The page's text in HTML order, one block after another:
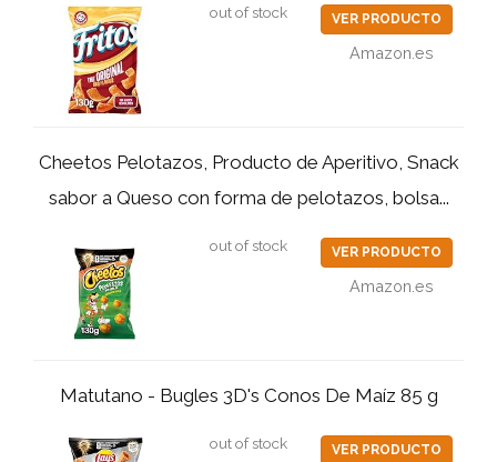
out of stock VER PRODUCTO
Amazon.es
Cheetos Pelotazos, Producto de Aperitivo, Snack
sabor a Queso con forma de pelotazos, bolsa...
out of stock VER PRODUCTO
Amazon.es
Matutano - Bugles 3D's Conos De Maíz 85 g
out of stock VER PRODUCTO